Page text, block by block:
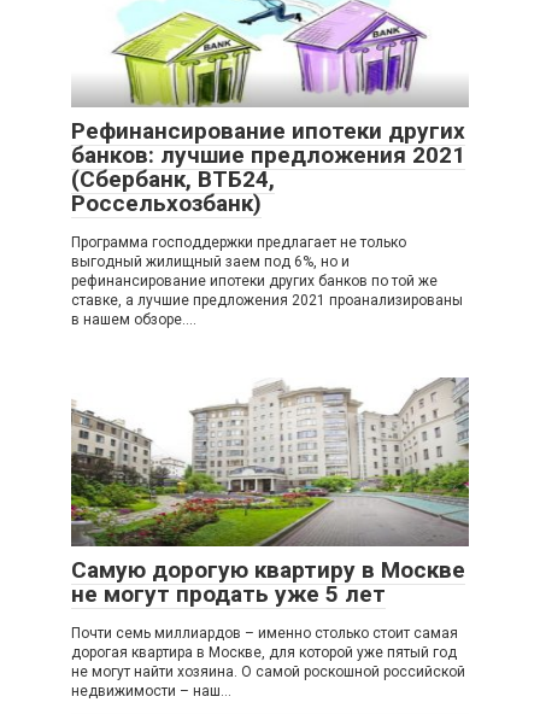
Рефинансирование ипотеки других
банков: лучшие предложения 2021
(Сбербанк, ВТБ24,
Россельхозбанк)
Программа господдержки предлагает не только
выгодный жилищный заем под 6%, но и
рефинансирование ипотеки других банков по той же
ставке, а лучшие предложения 2021 проанализированы
в нашем обзоре….
Самую дорогую квартиру в Москве
не могут продать уже 5 лет
Почти семь миллиардов – именно столько стоит самая
дорогая квартира в Москве, для которой уже пятый год
не могут найти хозяина. О самой роскошной российской
недвижимости – наш…